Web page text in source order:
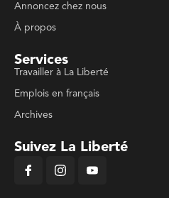
Annoncez chez nous
À propos
Services
Travailler à La Liberté
Emplois en français
Archives
Suivez La Liberté